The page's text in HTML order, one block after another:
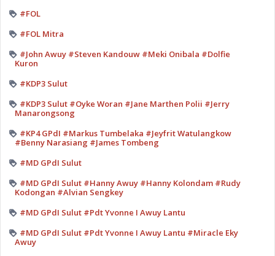
#FOL
#FOL Mitra
#John Awuy #Steven Kandouw #Meki Onibala #Dolfie
Kuron
#KDP3 Sulut
#KDP3 Sulut #Oyke Woran #Jane Marthen Polii #Jerry
Manarongsong
#KP4 GPdI #Markus Tumbelaka #Jeyfrit Watulangkow
#Benny Narasiang #James Tombeng
#MD GPdI Sulut
#MD GPdI Sulut #Hanny Awuy #Hanny Kolondam #Rudy
Kodongan #Alvian Sengkey
#MD GPdI Sulut #Pdt Yvonne I Awuy Lantu
#MD GPdI Sulut #Pdt Yvonne I Awuy Lantu #Miracle Eky
Awuy